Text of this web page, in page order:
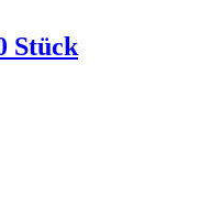
Stück